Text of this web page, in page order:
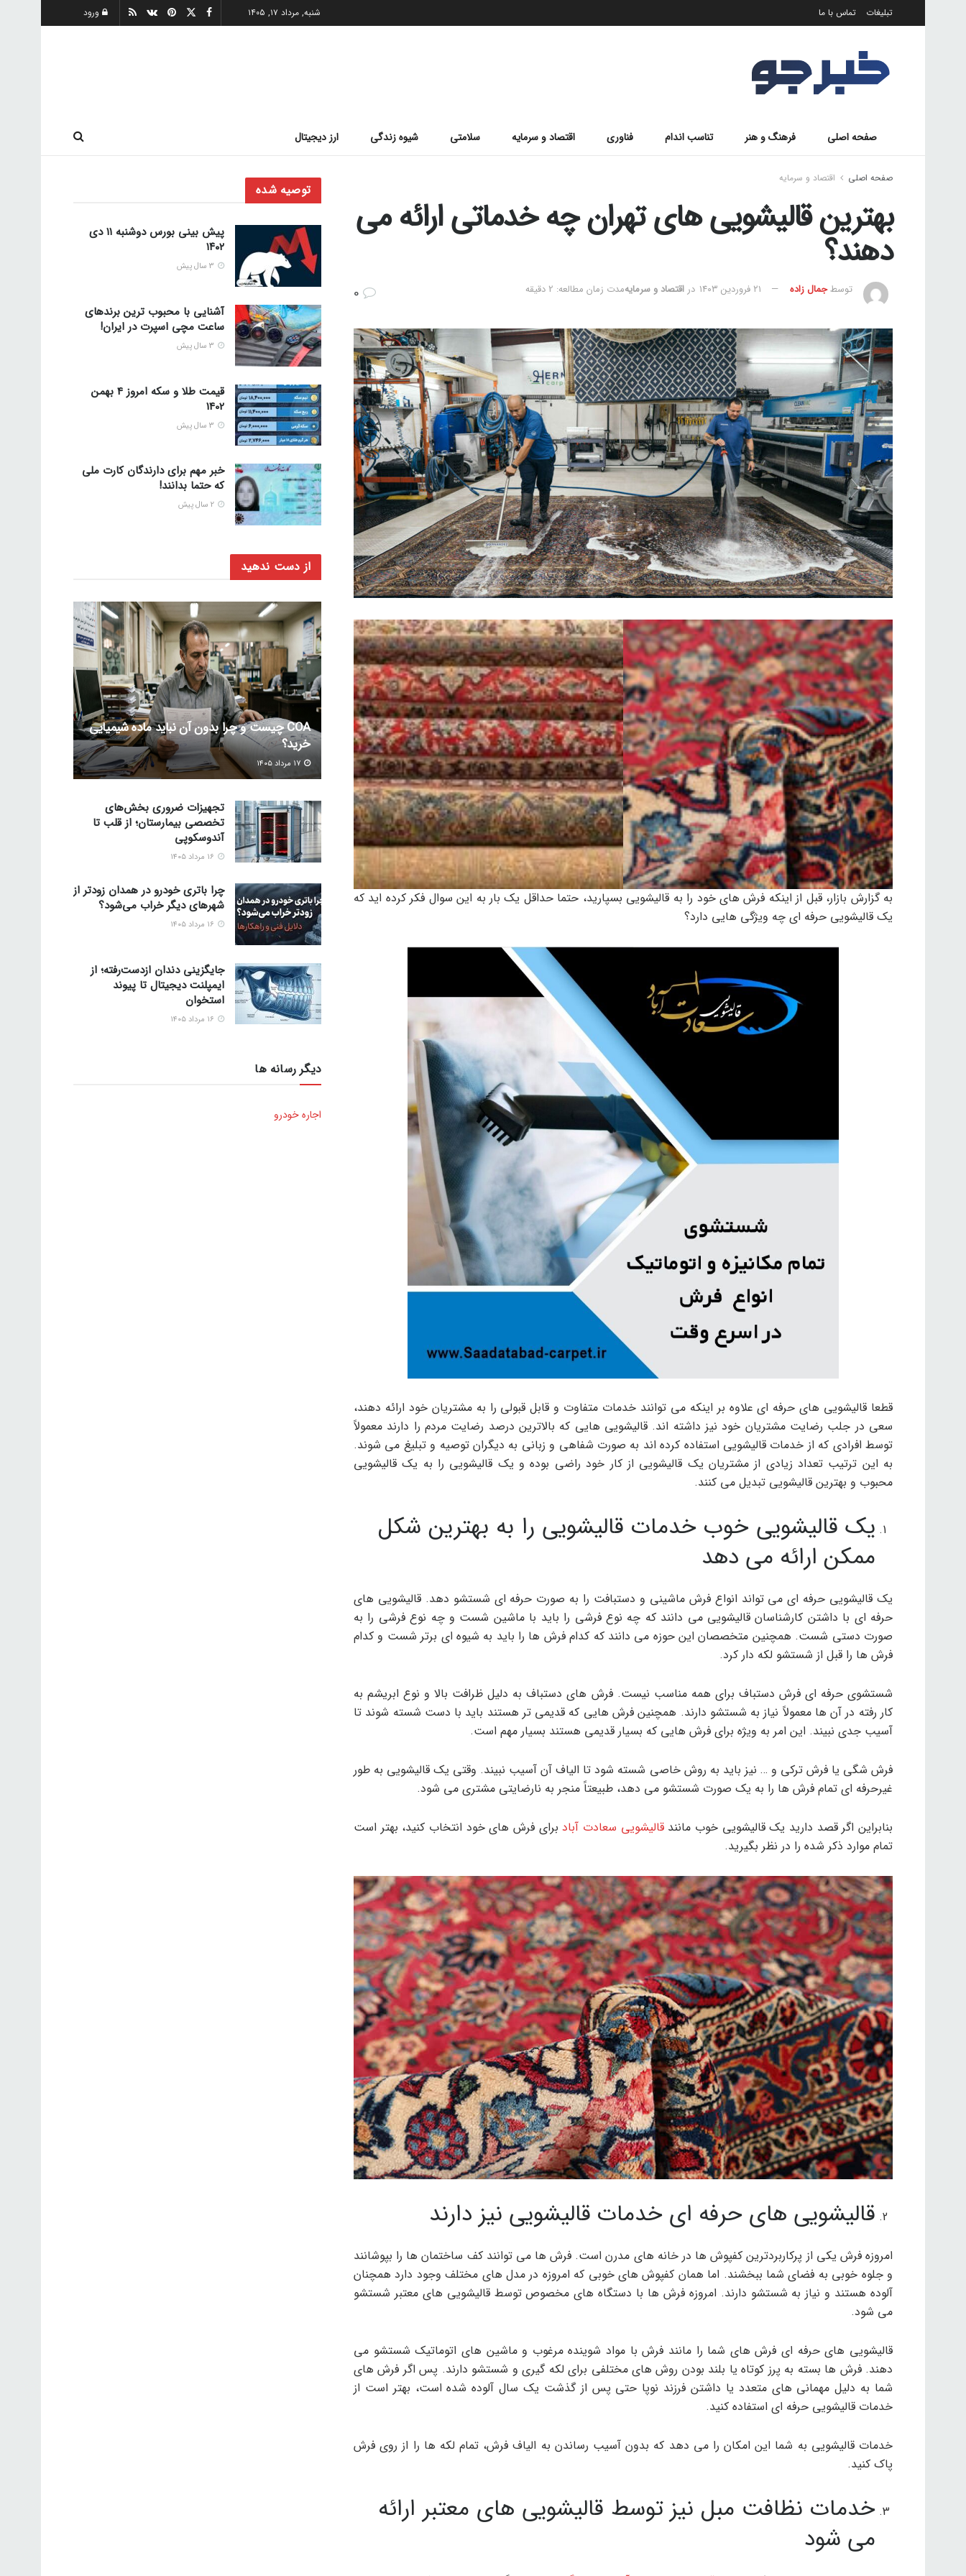
تبلیغات تماس با ما شنبه, مرداد ۱۷, ۱۴۰۵ ورود
صفحه اصلی فرهنگ و هنر تناسب اندام فناوری اقتصاد و سرمایه سلامتی شیوه زندگی ارز دیجیتال
صفحه اصلی اقتصاد و سرمایه
بهترین قالیشویی های تهران چه خدماتی ارائه می
دهند؟
توسطجمال زاده ۲۱ فروردین ۱۴۰۳ در اقتصاد و سرمایهمدت زمان مطالعه: 2 دقیقه
به گزارش بازار، قبل از اینکه فرش های خود را به قالیشویی بسپارید، حتما حداقل یک بار به این سوال فکر کرده اید که
یک قالیشویی حرفه ای چه ویژگی هایی دارد؟
قطعا قالیشویی های حرفه ای علاوه بر اینکه می توانند خدمات متفاوت و قابل قبولی را به مشتریان خود ارائه دهند،
سعی در جلب رضایت مشتریان خود نیز داشته اند. قالیشویی هایی که بالاترین درصد رضایت مردم را دارند معمولاً
توسط افرادی که از خدمات قالیشویی استفاده کرده اند به صورت شفاهی و زبانی به دیگران توصیه و تبلیغ می شوند.
به این ترتیب تعداد زیادی از مشتریان یک قالیشویی از کار خود راضی بوده و یک قالیشویی را به یک قالیشویی
محبوب و بهترین قالیشویی تبدیل می کنند.
یک قالیشویی خوب خدمات قالیشویی را به بهترین شکل
ممکن ارائه می دهد
یک قالیشویی حرفه ای می تواند انواع فرش ماشینی و دستبافت را به صورت حرفه ای شستشو دهد. قالیشویی های
حرفه ای با داشتن کارشناسان قالیشویی می دانند که چه نوع فرشی را باید با ماشین شست و چه نوع فرشی را به
صورت دستی شست. همچنین متخصصان این حوزه می دانند که کدام فرش ها را باید به شیوه ای برتر شست و کدام
فرش ها را قبل از شستشو لکه دار کرد.
شستشوی حرفه ای فرش دستباف برای همه مناسب نیست. فرش های دستباف به دلیل ظرافت بالا و نوع ابریشم به
کار رفته در آن ها معمولاً نیاز به شستشو دارند. همچنین فرش هایی که قدیمی تر هستند باید با دست شسته شوند تا
آسیب جدی نبیند. این امر به ویژه برای فرش هایی که بسیار قدیمی هستند بسیار مهم است.
فرش شگی یا فرش ترکی و … نیز باید به روش خاصی شسته شود تا الیاف آن آسیب نبیند. وقتی یک قالیشویی به طور
غیرحرفه ای تمام فرش ها را به یک صورت شستشو می دهد، طبیعتاً منجر به نارضایتی مشتری می شود.
بنابراین اگر قصد دارید یک قالیشویی خوب مانندقالیشویی سعادت آبادبرای فرش های خود انتخاب کنید، بهتر است
تمام موارد ذکر شده را در نظر بگیرید.
قالیشویی های حرفه ای خدمات قالیشویی نیز دارند
امروزه فرش یکی از پرکاربردترین کفپوش ها در خانه های مدرن است. فرش ها می توانند کف ساختمان ها را بپوشانند
و جلوه خوبی به فضای شما ببخشند. اما همان کفپوش های خوبی که امروزه در مدل های مختلف وجود دارد همچنان
آلوده هستند و نیاز به شستشو دارند. امروزه فرش ها با دستگاه های مخصوص توسط قالیشویی های معتبر شستشو
می شود.
قالیشویی های حرفه ای فرش های شما را مانند فرش با مواد شوینده مرغوب و ماشین های اتوماتیک شستشو می
دهند. فرش ها بسته به پرز کوتاه یا بلند بودن روش های مختلفی برای لکه گیری و شستشو دارند. پس اگر فرش های
شما به دلیل مهمانی های متعدد یا داشتن فرزند نوپا حتی پس از گذشت یک سال آلوده شده است، بهتر است از
خدمات قالیشویی حرفه ای استفاده کنید.
خدمات قالیشویی به شما این امکان را می دهد که بدون آسیب رساندن به الیاف فرش، تمام لکه ها را از روی فرش
پاک کنید.
خدمات نظافت مبل نیز توسط قالیشویی های معتبر ارائه
می شود
توصیه شده
پیش بینی بورس دوشنبه ۱۱ دی
۱۴۰۲
آشنایی با محبوب ترین برندهای
ساعت مچی اسپرت در ایران!
قیمت طلا و سکه امروز 4 بهمن
1402
خبر مهم برای دارندگان کارت ملی
که حتما بدانند!
از دست ندهید
COA چیست و چرا بدون آن نباید ماده شیمیایی
خرید؟
تجهیزات ضروری بخش‌های
تخصصی بیمارستان؛ از قلب تا
آندوسکوپی
چرا باتری خودرو در همدان زودتر از
شهرهای دیگر خراب می‌شود؟
جایگزینی دندان ازدست‌رفته؛ از
ایمپلنت دیجیتال تا پیوند
استخوان
دیگر رسانه ها
اجاره خودرو